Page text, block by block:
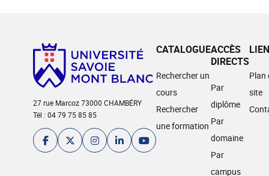
27 rue Marcoz 73000 CHAMBÉRY
Tél : 04 79 75 85 85
CATALOGUE
Rechercher un
cours
Rechercher
une formation
ACCÈS
DIRECTS
Par
diplôme
Par
domaine
Par
campus
Plan
site